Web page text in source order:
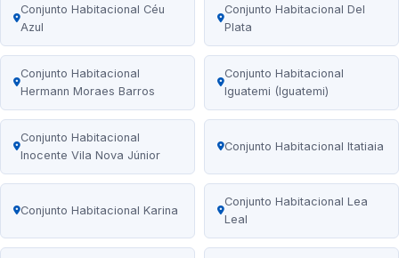
Conjunto Habitacional Céu
Azul
Conjunto Habitacional Del
Plata
Conjunto Habitacional
Hermann Moraes Barros
Conjunto Habitacional
Iguatemi (Iguatemi)
Conjunto Habitacional
Inocente Vila Nova Júnior
Conjunto Habitacional Itatiaia
Conjunto Habitacional Karina
Conjunto Habitacional Lea
Leal